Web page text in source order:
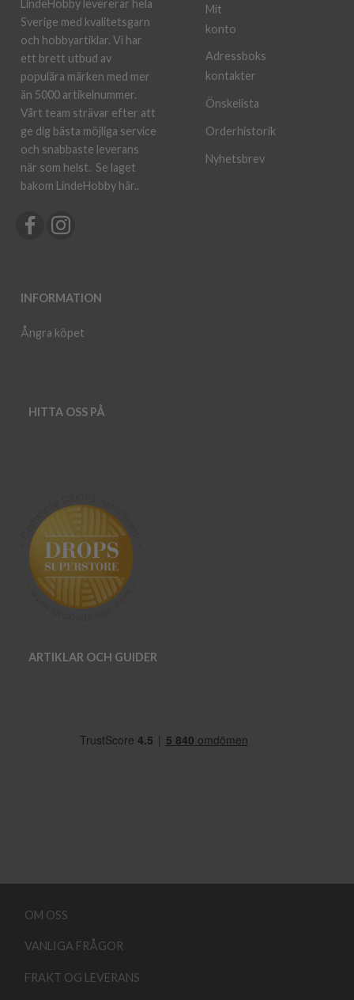
LindeHobby levererar hela
Sverige med kvalitetsgarn
och hobbyartiklar. Vi har
ett brett utbud av
populära märken med mer
än 5000 artikelnummer.
Vårt team strävar efter att
ge dig bästa möjliga service
och snabbaste leverans
när som helst. Se laget
bakom LindeHobby här..
INFORMATION
Ångra köpet
Mit
konto
Adressboks
kontakter
Önskelista
Orderhistorik
Nyhetsbrev
HITTA OSS PÅ
ARTIKLAR OCH GUIDER
OM OSS
VANLIGA FRÅGOR
FRAKT OG LEVERANS